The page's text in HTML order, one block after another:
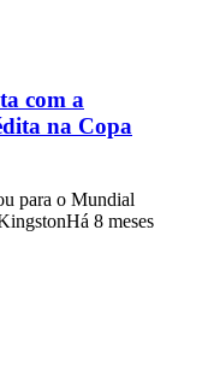
com a
na Copa
para o Mundial
Há 8 meses